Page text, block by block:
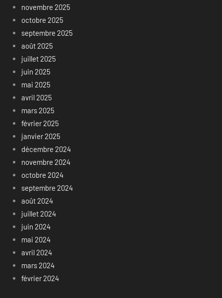
novembre 2025
octobre 2025
septembre 2025
août 2025
juillet 2025
juin 2025
mai 2025
avril 2025
mars 2025
février 2025
janvier 2025
décembre 2024
novembre 2024
octobre 2024
septembre 2024
août 2024
juillet 2024
juin 2024
mai 2024
avril 2024
mars 2024
février 2024